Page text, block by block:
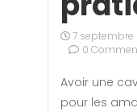
7 septembre
0
Avoir une
pour les